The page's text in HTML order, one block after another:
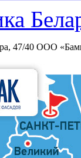
47/40 ООО